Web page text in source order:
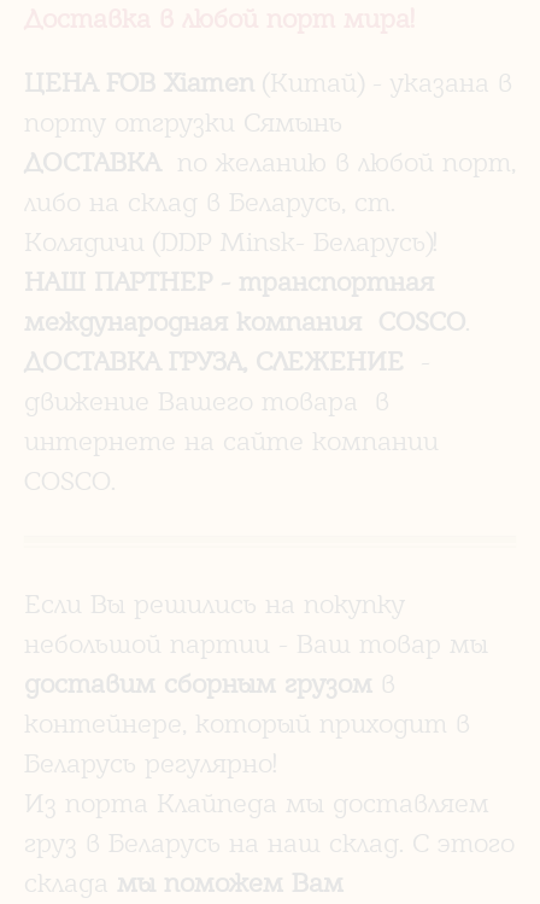
ЦЕНА FOB Xiamen (Китай) - указана в
порту отгрузки Сямынь
ДОСТАВКАпо желанию в любой порт,
либо на склад в Беларусь, ст.
Колядичи (DDP Minsk- Беларусь)!
НАШ ПАРТНЕР - транспортная
международная компания COSCO
ДОСТАВКА ГРУЗА, СЛЕЖЕНИЕ -
движение Вашего товара в
интернете на сайте компании
COSCO.
Если Вы решились на покупку
небольшой партии - Ваш товар мы
доставим сборным грузом в
контейнере, который приходит в
Беларусь регулярно!
Из порта Клайпеда мы доставляем
груз в Беларусь на наш склад. С этого
склада мы поможем Вам